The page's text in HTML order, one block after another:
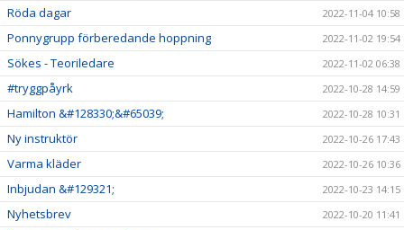
Röda dagar 2022-11-04 10:58
Ponnygrupp förberedande hoppning 2022-11-02 19:54
Sökes - Teoriledare 2022-11-02 06:38
#tryggpåyrk 2022-10-28 14:59
Hamilton &#128330;&#65039; 2022-10-28 10:31
Ny instruktör 2022-10-26 17:43
Varma kläder 2022-10-26 10:36
Inbjudan &#129321; 2022-10-23 14:15
Nyhetsbrev 2022-10-20 11:41